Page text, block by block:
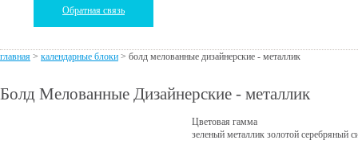
Обратная связь
главная > календарные блоки > болд мелованные дизайнерские - металлик
Болд Мелованные Дизайнерские - металлик
Цветовая гамма
зеленый металлик золотой серебряный